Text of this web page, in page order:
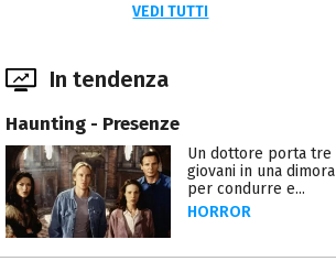
VEDI TUTTI
In tendenza
Haunting - Presenze
Un dottore porta tre
giovani in una dimora
per condurre e...
HORROR